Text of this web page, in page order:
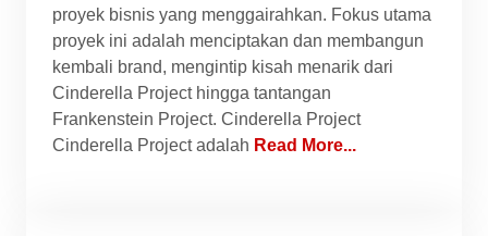
proyek bisnis yang menggairahkan. Fokus utama
proyek ini adalah menciptakan dan membangun
kembali brand, mengintip kisah menarik dari
Cinderella Project hingga tantangan
Frankenstein Project. Cinderella Project
Cinderella Project adalah Read More...